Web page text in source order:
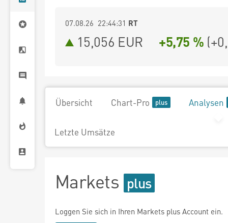
07.08.26 22:44:31 RT
15,056 EUR +5,75 % (
Übersicht Chart-Pro Analysen
Letzte Umsätze
Markets
Loggen Sie sich in Ihren Markets plus Account ein.